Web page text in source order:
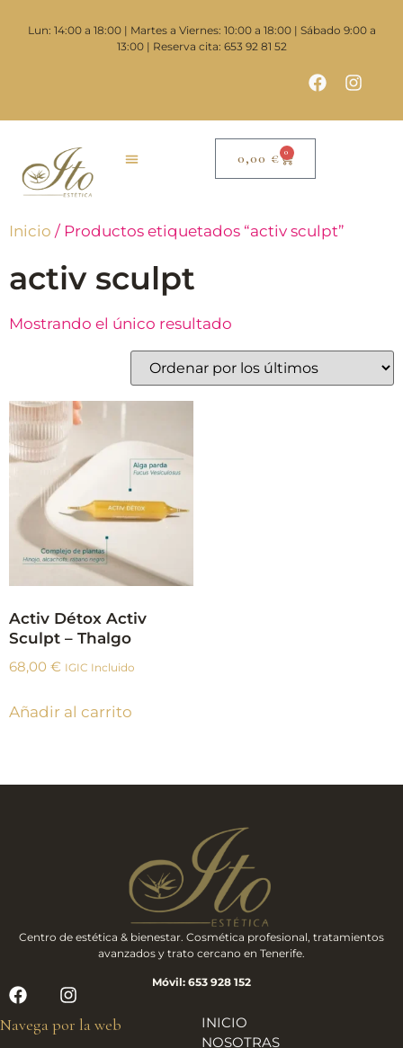
Lun: 14:00 a 18:00 | Martes a Viernes: 10:00 a 18:00 | Sábado 9:00 a
13:00 | Reserva cita: 653 92 81 52
0,00 € 0
Inicio / Productos etiquetados “activ sculpt”
activ sculpt
Mostrando el único resultado
Activ Détox Activ
Sculpt – Thalgo
68,00 € IGIC Incluido
Añadir al carrito
Centro de estética & bienestar. Cosmética profesional, tratamientos
avanzados y trato cercano en Tenerife.
Móvil: 653 928 152
Navega por la web
INICIO
NOSOTRAS